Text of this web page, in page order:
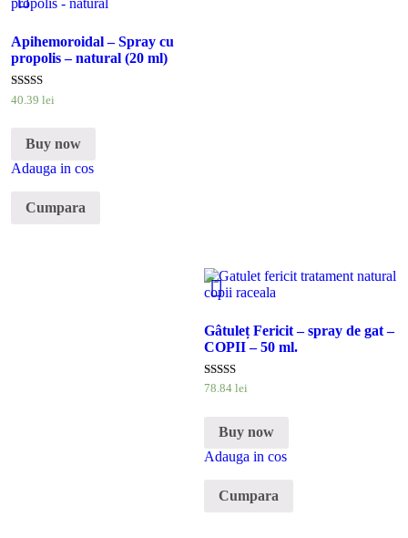
Apihemoroidal – Spray cu
propolis – natural (20 ml)
Evaluat la
40 39 lei
Buy now
Adauga in cos
Cumpara
Gâtuleț Fericit – spray de gat –
COPII – 50 ml.
Evaluat la
78.84 lei
Buy now
Adauga in cos
Cumpara